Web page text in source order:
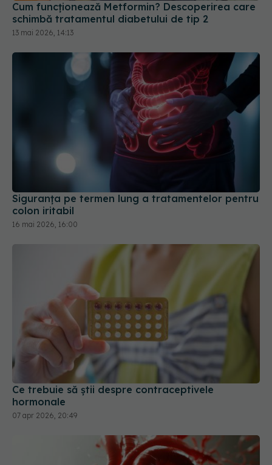
Cum funcționează Metformin? Descoperirea care
schimbă tratamentul diabetului de tip 2
13 mai 2026, 14:13
Siguranța pe termen lung a tratamentelor pentru
colon iritabil
16 mai 2026, 16:00
Ce trebuie să știi despre contraceptivele
hormonale
07 apr 2026, 20:49